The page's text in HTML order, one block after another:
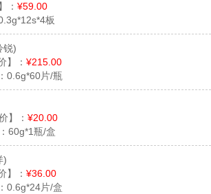
： ¥59.00
板
锐)
】： ¥215.00
0.6g*60片/瓶
】： ¥20.00
60g*1瓶/盒
)
】： ¥36.00
0.6g*24片/盒